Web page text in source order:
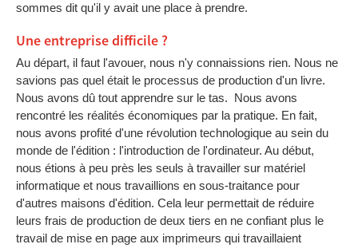
sommes dit qu'il y avait une place à prendre.
Une entreprise difficile ?
Au départ, il faut l'avouer, nous n'y connaissions rien. Nous ne
savions pas quel était le processus de production d'un livre.
Nous avons dû tout apprendre sur le tas. Nous avons
rencontré les réalités économiques par la pratique. En fait,
nous avons profité d'une révolution technologique au sein du
monde de l'édition : l'introduction de l'ordinateur. Au début,
nous étions à peu près les seuls à travailler sur matériel
informatique et nous travaillions en sous-traitance pour
d'autres maisons d'édition. Cela leur permettait de réduire
leurs frais de production de deux tiers en ne confiant plus le
travail de mise en page aux imprimeurs qui travaillaient